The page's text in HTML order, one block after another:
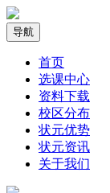
导航
首页
选课中心
资料下载
校区分布
状元优势
状元资讯
关于我们